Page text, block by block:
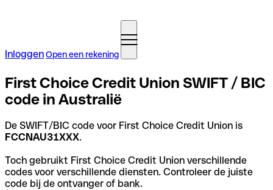
InloggenOpen een rekening
First Choice Credit Union SWIFT / BIC
code in Australië
De SWIFT/BIC code voor First Choice Credit Union is
FCCNAU31XXX.
Toch gebruikt First Choice Credit Union verschillende
codes voor verschillende diensten. Controleer de juiste
code bij de ontvanger of bank.